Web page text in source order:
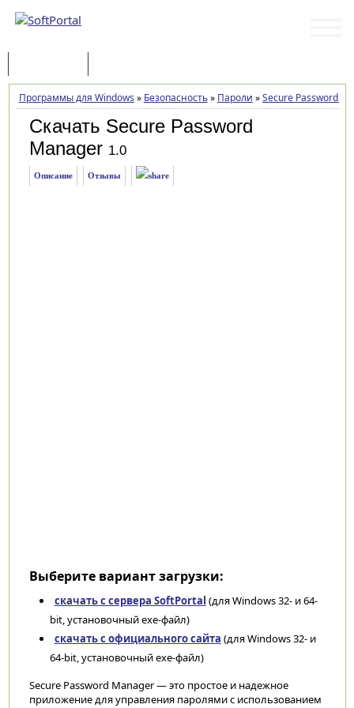
Программы для Windows » Безопасность» Пароли »Secure Password
Скачать Secure Password
Manager 1.0
Описание Отзывы
Выберите вариант загрузки:
скачать с сервера SoftPortal (для Windows 32- и 64-
bit, установочный exe-файл)
скачать с официального сайта (для Windows 32- и
64-bit, установочный exe-файл)
Secure Password Manager — это простое и надежное
приложение для управления паролями с использованием